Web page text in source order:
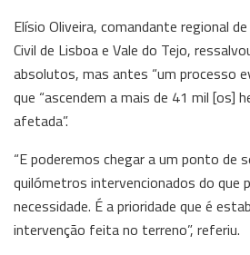
Elísio Oliveira, comandante regional
Civil de Lisboa e Vale do Tejo,
absolutos, mas antes “um processo
que “ascendem a mais de 41 mil [os]
afetada”.
“E poderemos chegar a um ponto de
quilómetros intervencionados do que
necessidade. É a prioridade que é
intervenção feita no terreno”, referiu.